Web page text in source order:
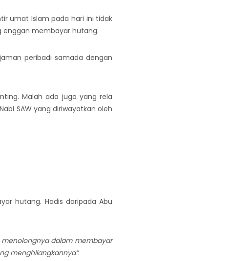
umat Islam pada hari ini tidak
membayar hutang.
peribadi samada dengan
Malah ada juga yang rela
SAW yang diriwayatkan oleh
hutang. Hadis daripada Abu
dalam membayar
menghilangkannya”.